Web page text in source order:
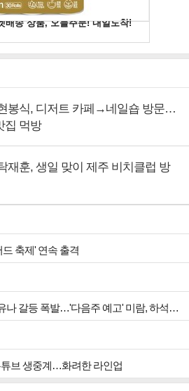
봉식, 디저트 카페→네일숍 방문…
집 먹방
재훈, 생일 맞이 제주 비치클럽 방
축제' 연속 출격
[종합] '사랑이 온다' 하니·박유나 갈등 폭발…'다음주 예고' 미람, 하석진 아들 의심
튜브 생중계…화려한 라인업